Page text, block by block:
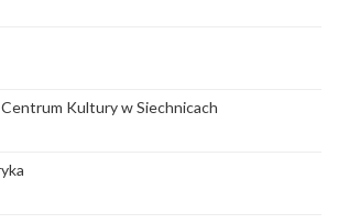
Kultury w Siechnicach